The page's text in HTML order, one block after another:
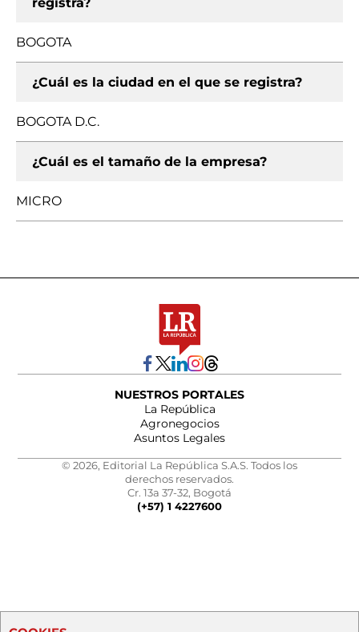
BOGOTA
¿Cuál es la ciudad en el que se registra?
BOGOTA D.C.
¿Cuál es el tamaño de la empresa?
MICRO
NUESTROS PORTALES
La República
Agronegocios
Asuntos Legales
© 2026, Editorial La República S.A.S. Todos los
derechos reservados.
Cr. 13a 37-32, Bogotá
(+57) 1 4227600